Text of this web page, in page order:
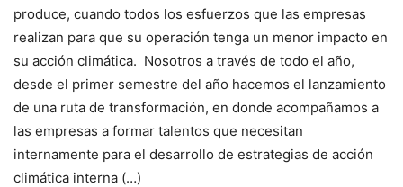
produce, cuando todos los esfuerzos que las empresas
realizan para que su operación tenga un menor impacto en
su acción climática. Nosotros a través de todo el año,
desde el primer semestre del año hacemos el lanzamiento
de una ruta de transformación, en donde acompañamos a
las empresas a formar talentos que necesitan
internamente para el desarrollo de estrategias de acción
climática interna (…)